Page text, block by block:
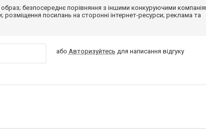
безпосереднє порівняння з іншими конкуруючими
розміщення посилань на сторонні інтернет-ресурси; реклама та
або Авторизуйтесь для написання відгуку